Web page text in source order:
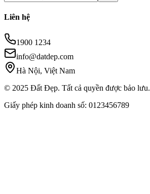
Liên hệ
1900 1234
info@datdep.com
Hà Nội, Việt Nam
© 2025 Đất Đẹp. Tất cả quyền được bảo lưu.
Giấy phép kinh doanh số: 0123456789